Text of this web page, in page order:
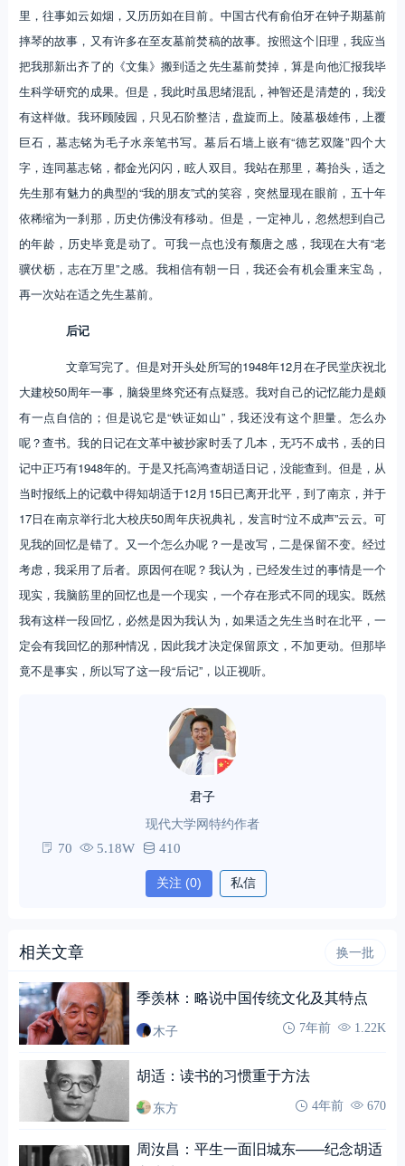
里，往事如云如烟，又历历如在目前。中国古代有俞伯牙在钟子期墓前
摔琴的故事，又有许多在至友墓前焚稿的故事。按照这个旧理，我应当
把我那新出齐了的《文集》搬到适之先生墓前焚掉，算是向他汇报我毕
生科学研究的成果。但是，我此时虽思绪混乱，神智还是清楚的，我没
有这样做。我环顾陵园，只见石阶整洁，盘旋而上。陵墓极雄伟，上覆
巨石，墓志铭为毛子水亲笔书写。墓后石墙上嵌有“德艺双隆”四个大
字，连同墓志铭，都金光闪闪，眩人双目。我站在那里，蓦抬头，适之
先生那有魅力的典型的“我的朋友”式的笑容，突然显现在眼前，五十年
依稀缩为一刹那，历史仿佛没有移动。但是，一定神儿，忽然想到自己
的年龄，历史毕竟是动了。可我一点也没有颓唐之感，我现在大有“老
骥伏枥，志在万里”之感。我相信有朝一日，我还会有机会重来宝岛，
再一次站在适之先生墓前。
后记
文章写完了。但是对开头处所写的1948年12月在孑民堂庆祝北
大建校50周年一事，脑袋里终究还有点疑惑。我对自己的记忆能力是颇
有一点自信的；但是说它是“铁证如山”，我还没有这个胆量。怎么办
呢？查书。我的日记在文革中被抄家时丢了几本，无巧不成书，丢的日
记中正巧有1948年的。于是又托高鸿查胡适日记，没能查到。但是，从
当时报纸上的记载中得知胡适于12月15日已离开北平，到了南京，并于
17日在南京举行北大校庆50周年庆祝典礼，发言时“泣不成声”云云。可
见我的回忆是错了。又一个怎么办呢？一是改写，二是保留不变。经过
考虑，我采用了后者。原因何在呢？我认为，已经发生过的事情是一个
现实，我脑筋里的回忆也是一个现实，一个存在形式不同的现实。既然
我有这样一段回忆，必然是因为我认为，如果适之先生当时在北平，一
定会有我回忆的那种情况，因此我才决定保留原文，不加更动。但那毕
竟不是事实，所以写了这一段“后记”，以正视听。
君子
现代大学网特约作者
70 5.18W 410
关注 (0) 私信
相关文章 换一批
季羡林：略说中国传统文化及其特点
木子 7年前 1.22K
胡适：读书的习惯重于方法
东方 4年前 670
周汝昌：平生一面旧城东——纪念胡适